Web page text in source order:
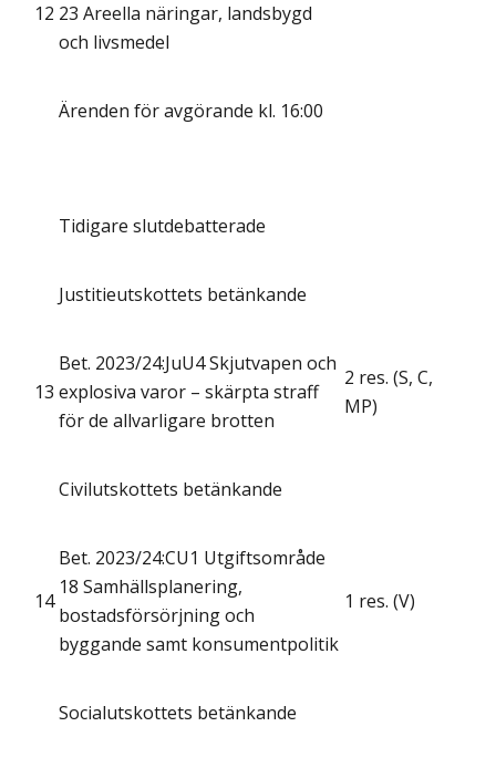
12 23 Areella näringar, landsbygd
och livsmedel
Ärenden för avgörande kl. 16:00
Tidigare slutdebatterade
Justitieutskottets betänkande
13
Bet. 2023/24:JuU4 Skjutvapen och
explosiva varor – skärpta straff
för de allvarligare brotten
2 res. (S, C,
MP)
Civilutskottets betänkande
14
Bet. 2023/24:CU1 Utgiftsområde
18 Samhällsplanering,
bostadsförsörjning och
byggande samt konsumentpolitik
1 res. (V)
Socialutskottets betänkande